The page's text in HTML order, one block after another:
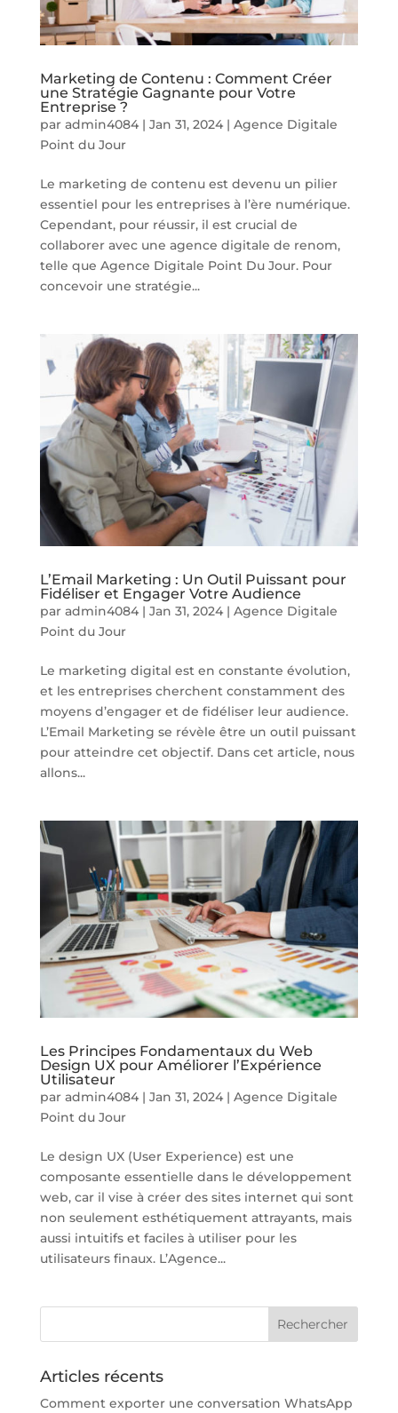
Marketing de Contenu : Comment Créer
une Stratégie Gagnante pour Votre
Entreprise ?
par admin4084| Jan 31, 2024| Agence Digitale
Point du Jour
Le marketing de contenu est devenu un pilier
essentiel pour les entreprises à l’ère numérique.
Cependant, pour réussir, il est crucial de
collaborer avec une agence digitale de renom,
telle que Agence Digitale Point Du Jour. Pour
concevoir une stratégie...
L’Email Marketing : Un Outil Puissant pour
Fidéliser et Engager Votre Audience
par admin4084| Jan 31, 2024| Agence Digitale
Point du Jour
Le marketing digital est en constante évolution,
et les entreprises cherchent constamment des
moyens d’engager et de fidéliser leur audience.
L’Email Marketing se révèle être un outil puissant
pour atteindre cet objectif. Dans cet article, nous
allons...
Les Principes Fondamentaux du Web
Design UX pour Améliorer l’Expérience
Utilisateur
par admin4084| Jan 31, 2024| Agence Digitale
Point du Jour
Le design UX (User Experience) est une
composante essentielle dans le développement
web, car il vise à créer des sites internet qui sont
non seulement esthétiquement attrayants, mais
aussi intuitifs et faciles à utiliser pour les
utilisateurs finaux. L’Agence...
Articles récents
Comment exporter une conversation WhatsApp